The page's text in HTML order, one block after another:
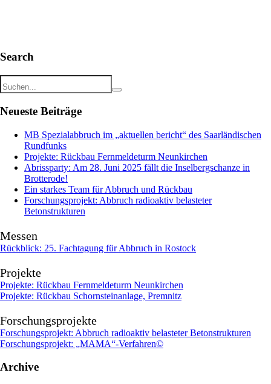
Search
Neueste Beiträge
MB Spezialabbruch im „aktuellen bericht“ des Saarländischen
Rundfunks
Projekte: Rückbau Fernmeldeturm Neunkirchen
Abrissparty: Am 28. Juni 2025 fällt die Inselbergschanze in
Brotterode!
Ein starkes Team für Abbruch und Rückbau
Forschungsprojekt: Abbruch radioaktiv belasteter
Betonstrukturen
Messen
Rückblick: 25. Fachtagung für Abbruch in Rostock
Projekte
Projekte: Rückbau Fernmeldeturm Neunkirchen
Projekte: Rückbau Schornsteinanlage, Premnitz
Forschungsprojekte
Forschungsprojekt: Abbruch radioaktiv belasteter Betonstrukturen
Forschungsprojekt: „MAMA“-Verfahren©
Archive